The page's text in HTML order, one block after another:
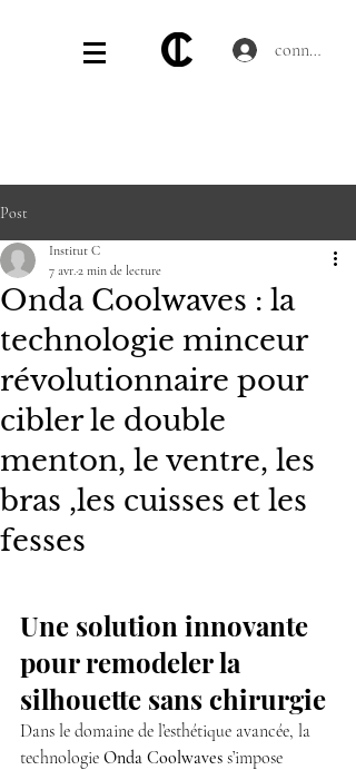
connecter
Post
Onda Coolwaves : la
technologie minceur
révolutionnaire pour
cibler le double
menton, le ventre, les
bras ,les cuisses et les
fesses
Institut C
7 avr.2 min de lecture
Une solution innovante
pour remodeler la
silhouette sans chirurgie
Dans le domaine de l’esthétique avancée, la
technologie Onda Coolwaves s’impose